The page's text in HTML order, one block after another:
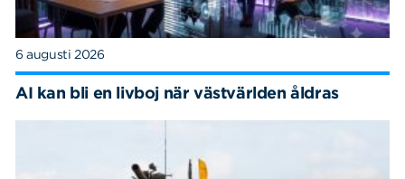
6 augusti 2026
AI kan bli en livboj när västvärlden åldras